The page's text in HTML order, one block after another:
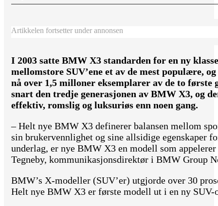
Artikkelen fortsetter under annonsen
I 2003 satte BMW X3 standarden for en ny
mellomstore SUV’ene et av de mest populære,
nå over 1,5 milloner eksemplarer av de to første
snart den tredje generasjonen av BMW X3, og
effektiv, romslig og luksuriøs enn noen gang.
– Helt nye BMW X3 definerer balansen mellom
sin brukervennlighet og sine allsidige egenskaper
underlag, er nye BMW X3 en modell som
Tegneby, kommunikasjonsdirektør i BMW Group
BMW’s X-modeller (SUV’er) utgjorde over 30
Helt nye BMW X3 er første modell ut i en ny